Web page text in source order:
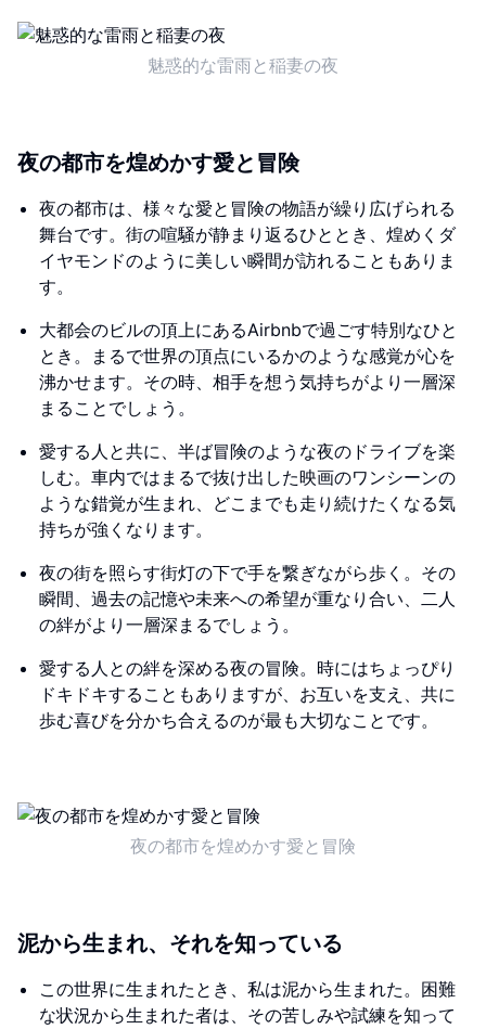
魅惑的な雷雨と稲妻の夜
夜の都市を煌めかす愛と冒険
夜の都市は、様々な愛と冒険の物語が繰り広げられる
舞台です。街の喧騒が静まり返るひととき、煌めくダ
イヤモンドのように美しい瞬間が訪れることもありま
す。
大都会のビルの頂上にあるAirbnbで過ごす特別なひと
とき。まるで世界の頂点にいるかのような感覚が心を
沸かせます。その時、相手を想う気持ちがより一層深
まることでしょう。
愛する人と共に、半ば冒険のような夜のドライブを楽
しむ。車内ではまるで抜け出した映画のワンシーンの
ような錯覚が生まれ、どこまでも走り続けたくなる気
持ちが強くなります。
夜の街を照らす街灯の下で手を繋ぎながら歩く。その
瞬間、過去の記憶や未来への希望が重なり合い、二人
の絆がより一層深まるでしょう。
愛する人との絆を深める夜の冒険。時にはちょっぴり
ドキドキすることもありますが、お互いを支え、共に
歩む喜びを分かち合えるのが最も大切なことです。
夜の都市を煌めかす愛と冒険
泥から生まれ、それを知っている
この世界に生まれたとき、私は泥から生まれた。困難
な状況から生まれた者は、その苦しみや試練を知って